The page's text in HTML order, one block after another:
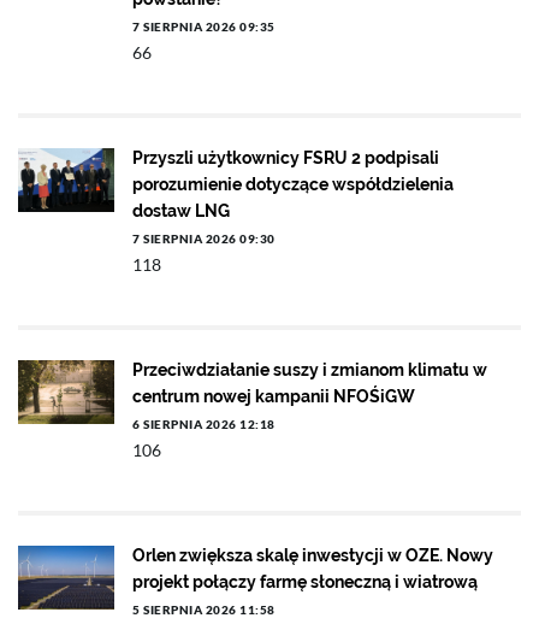
7 SIERPNIA 2026 09:35
66
Przyszli użytkownicy FSRU 2 podpisali
porozumienie dotyczące współdzielenia
dostaw LNG
7 SIERPNIA 2026 09:30
118
Przeciwdziałanie suszy i zmianom klimatu w
centrum nowej kampanii NFOŚiGW
6 SIERPNIA 2026 12:18
106
Orlen zwiększa skalę inwestycji w OZE. Nowy
projekt połączy farmę słoneczną i wiatrową
5 SIERPNIA 2026 11:58